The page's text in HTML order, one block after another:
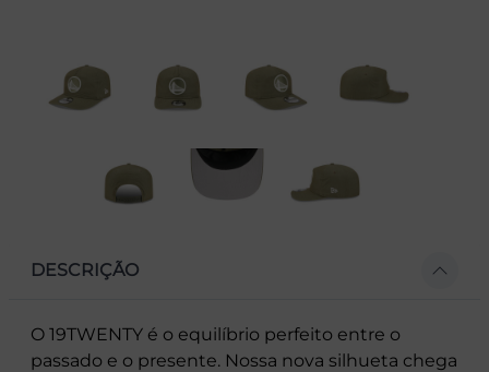
DESCRIÇÃO
O 19TWENTY é o equilíbrio perfeito entre o
passado e o presente. Nossa nova silhueta chega